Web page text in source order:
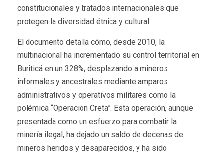
constitucionales y tratados internacionales que
protegen la diversidad étnica y cultural.
El documento detalla cómo, desde 2010, la
multinacional ha incrementado su control territorial en
Buriticá en un 328%, desplazando a mineros
informales y ancestrales mediante amparos
administrativos y operativos militares como la
polémica “Operación Creta”. Esta operación, aunque
presentada como un esfuerzo para combatir la
minería ilegal, ha dejado un saldo de decenas de
mineros heridos y desaparecidos, y ha sido